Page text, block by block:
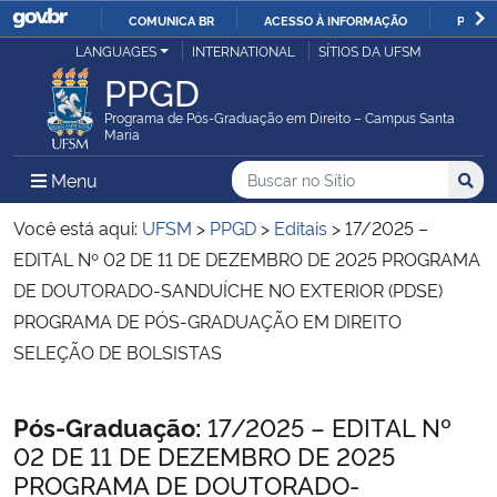
IR
O
COMUNICA BR ACESSO À INFORMAÇÃO
Ministério da Justiça e Segurança Pública
Ministério da Defesa
Ministério das Relações Exteriores
Ministério da Economia
Ministério da Infraestrutura
Ministério da Educação
LANGUAGES INTERNATIONAL SÍTIOS DA UFSM
PPGD
Programa de Pós-Graduação em Direito – Campus Santa
Maria
Menu Menu Principal do Sítio
Busca
Buscar no no Sítio
Busca:
Você está aqui: UFSM > PPGD > Editais >17/2025 –
EDITAL Nº 02 DE 11 DE DEZEMBRO DE 2025 PROGRAMA
DE DOUTORADO-SANDUÍCHE NO EXTERIOR (PDSE)
PROGRAMA DE PÓS-GRADUAÇÃO EM DIREITO
SELEÇÃO DE BOLSISTAS
Início do conteúdo
Pós-Graduação: 17/2025 – EDITAL Nº
02 DE 11 DE DEZEMBRO DE 2025
PROGRAMA DE DOUTORADO-